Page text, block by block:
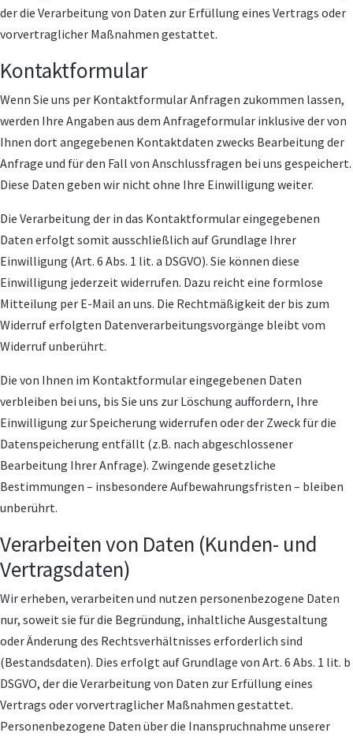
der die Verarbeitung von Daten zur Erfüllung eines Vertrags oder
vorvertraglicher Maßnahmen gestattet.
Kontaktformular
Wenn Sie uns per Kontaktformular Anfragen zukommen lassen,
werden Ihre Angaben aus dem Anfrageformular inklusive der von
Ihnen dort angegebenen Kontaktdaten zwecks Bearbeitung der
Anfrage und für den Fall von Anschlussfragen bei uns gespeichert.
Diese Daten geben wir nicht ohne Ihre Einwilligung weiter.
Die Verarbeitung der in das Kontaktformular eingegebenen
Daten erfolgt somit ausschließlich auf Grundlage Ihrer
Einwilligung (Art. 6 Abs. 1 lit. a DSGVO). Sie können diese
Einwilligung jederzeit widerrufen. Dazu reicht eine formlose
Mitteilung per E-Mail an uns. Die Rechtmäßigkeit der bis zum
Widerruf erfolgten Datenverarbeitungsvorgänge bleibt vom
Widerruf unberührt.
Die von Ihnen im Kontaktformular eingegebenen Daten
verbleiben bei uns, bis Sie uns zur Löschung auffordern, Ihre
Einwilligung zur Speicherung widerrufen oder der Zweck für die
Datenspeicherung entfällt (z.B. nach abgeschlossener
Bearbeitung Ihrer Anfrage). Zwingende gesetzliche
Bestimmungen – insbesondere Aufbewahrungsfristen – bleiben
unberührt.
Verarbeiten von Daten (Kunden- und
Vertragsdaten)
Wir erheben, verarbeiten und nutzen personenbezogene Daten
nur, soweit sie für die Begründung, inhaltliche Ausgestaltung
oder Änderung des Rechtsverhältnisses erforderlich sind
(Bestandsdaten). Dies erfolgt auf Grundlage von Art. 6 Abs. 1 lit. b
DSGVO, der die Verarbeitung von Daten zur Erfüllung eines
Vertrags oder vorvertraglicher Maßnahmen gestattet.
Personenbezogene Daten über die Inanspruchnahme unserer